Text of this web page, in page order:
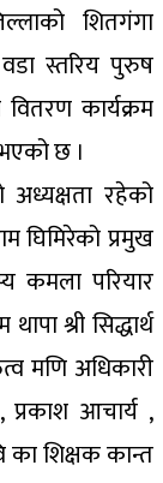
शितगंगा
स्तरिय पुरुष
कार्यक्रम
छ ।
रहेको
घिमिरेको प्रमुख
कमला परियार
श्री सिद्धार्थ
मणि अधिकारी
आचार्य ,
का शिक्षक कान्त